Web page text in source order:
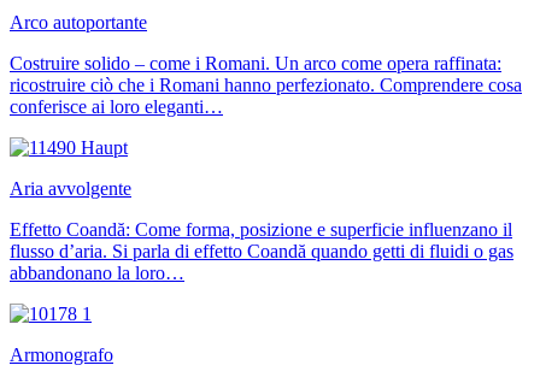
Arco autoportante
Costruire solido – come i Romani. Un arco come opera raffinata:
ricostruire ciò che i Romani hanno perfezionato. Comprendere cosa
conferisce ai loro eleganti…
Aria avvolgente
Effetto Coandă: Come forma, posizione e superficie influenzano il
flusso d’aria. Si parla di effetto Coandă quando getti di fluidi o gas
abbandonano la loro…
Armonografo